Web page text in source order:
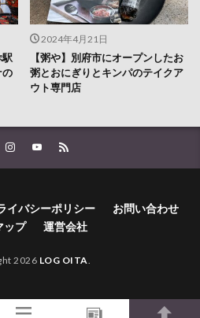
駅
の
2024年4月21日
【粥や】別府市にオープンしたお
粥とおにぎりとキンパのテイクア
ウト専門店
イバシーポリシー
お問い合わせ
ップ
運営会社
2026 LOG OITA